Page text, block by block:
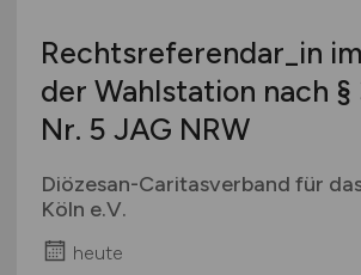
Rechtsreferendar_in
der Wahlstation nach §
Nr. 5 JAG NRW
Diözesan-Caritasverband für
Köln e.V.
heute